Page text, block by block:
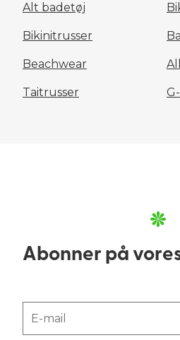
Alt badetøj
Bikinitrusser
Beachwear
Taitrusser
Abonner på
E-mail